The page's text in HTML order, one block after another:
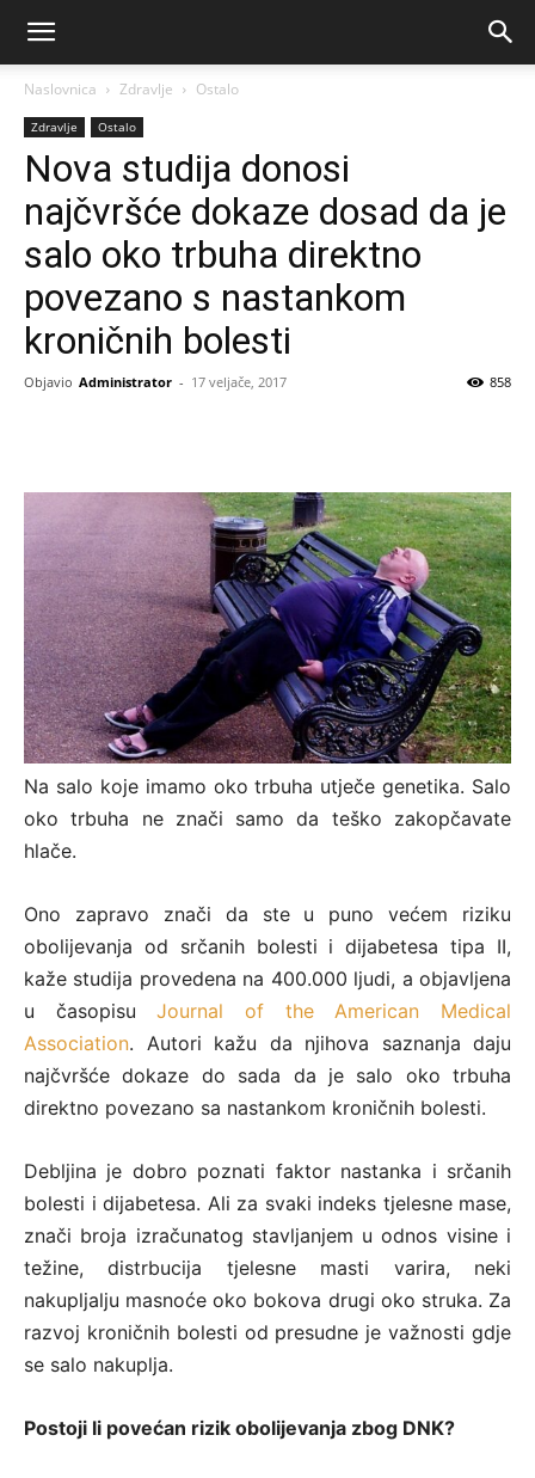
Naslovnica Zdravlje Ostalo
Zdravlje Ostalo
Nova studija donosi
najčvršće dokaze dosad da je
salo oko trbuha direktno
povezano s nastankom
kroničnih bolesti
Objavio Administrator - 17 veljače, 2017 858
Na salo koje imamo oko trbuha utječe genetika. Salo
oko trbuha ne znači samo da teško zakopčavate
hlače.
Ono zapravo znači da ste u puno većem riziku
obolijevanja od srčanih bolesti i dijabetesa tipa II,
kaže studija provedena na 400.000 ljudi, a objavljena
u časopisuJournal of the American Medical
Association. Autori kažu da njihova saznanja daju
najčvršće dokaze do sada da je salo oko trbuha
direktno povezano sa nastankom kroničnih bolesti.
Debljina je dobro poznati faktor nastanka i srčanih
bolesti i dijabetesa. Ali za svaki indeks tjelesne mase,
znači broja izračunatog stavljanjem u odnos visine i
težine, distrbucija tjelesne masti varira, neki
nakupljalju masnoće oko bokova drugi oko struka. Za
razvoj kroničnih bolesti od presudne je važnosti gdje
se salo nakuplja.
Postoji li povećan rizik obolijevanja zbog DNK?